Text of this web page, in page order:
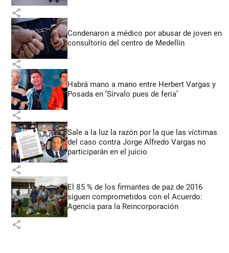
share
Condenaron a médico por abusar de joven en
consultorio del centro de Medellín
share
Habrá mano a mano entre Herbert Vargas y
Posada en ‘Sírvalo pues de feria’
share
Sale a la luz la razón por la que las víctimas
del caso contra Jorge Alfredo Vargas no
participarán en el juicio
share
El 85 % de los firmantes de paz de 2016
siguen comprometidos con el Acuerdo:
Agencia para la Reincorporación
share